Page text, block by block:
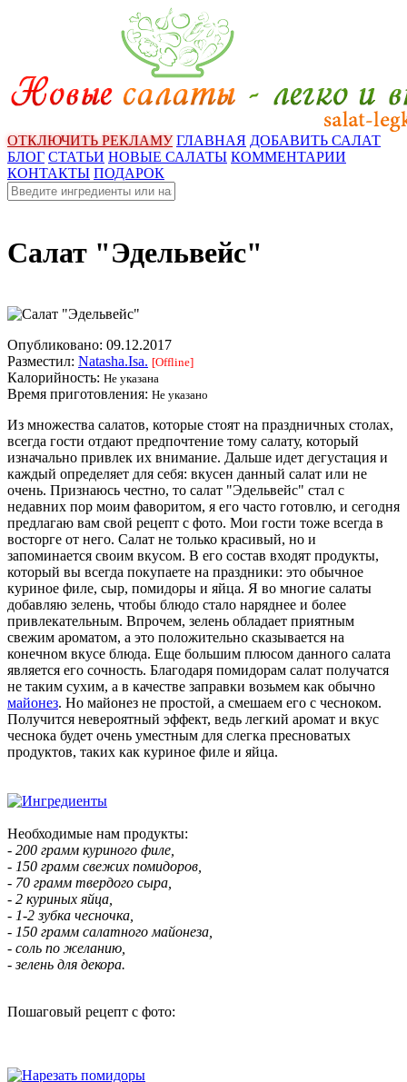
ОТКЛЮЧИТЬ РЕКЛАМУ ГЛАВНАЯ ДОБАВИТЬ САЛАТ
БЛОГ СТАТЬИ НОВЫЕ САЛАТЫ КОММЕНТАРИИ
КОНТАКТЫ ПОДАРОК
Салат "Эдельвейс"
Опубликовано: 09.12.2017
Разместил: Natasha.Isa. [Offline]
Калорийность: Не указана
Время приготовления: Не указано
Из множества салатов, которые стоят на праздничных столах,
всегда гости отдают предпочтение тому салату, который
изначально привлек их внимание. Дальше идет дегустация и
каждый определяет для себя: вкусен данный салат или не
очень. Признаюсь честно, то салат "Эдельвейс" стал с
недавних пор моим фаворитом, я его часто готовлю, и сегодня
предлагаю вам свой рецепт с фото. Мои гости тоже всегда в
восторге от него. Салат не только красивый, но и
запоминается своим вкусом. В его состав входят продукты,
который вы всегда покупаете на праздники: это обычное
куриное филе, сыр, помидоры и яйца. Я во многие салаты
добавляю зелень, чтобы блюдо стало наряднее и более
привлекательным. Впрочем, зелень обладает приятным
свежим ароматом, а это положительно сказывается на
конечном вкусе блюда. Еще большим плюсом данного салата
является его сочность. Благодаря помидорам салат получатся
не таким сухим, а в качестве заправки возьмем как обычно
майонез. Но майонез не простой, а смешаем его с чесноком.
Получится невероятный эффект, ведь легкий аромат и вкус
чеснока будет очень уместным для слегка пресноватых
продуктов, таких как куриное филе и яйца.
Необходимые нам продукты:
- 200 грамм куриного филе,
- 150 грамм свежих помидоров,
- 70 грамм твердого сыра,
- 2 куриных яйца,
- 1-2 зубка чесночка,
- 150 грамм салатного майонеза,
- соль по желанию,
- зелень для декора.
Пошаговый рецепт с фото: